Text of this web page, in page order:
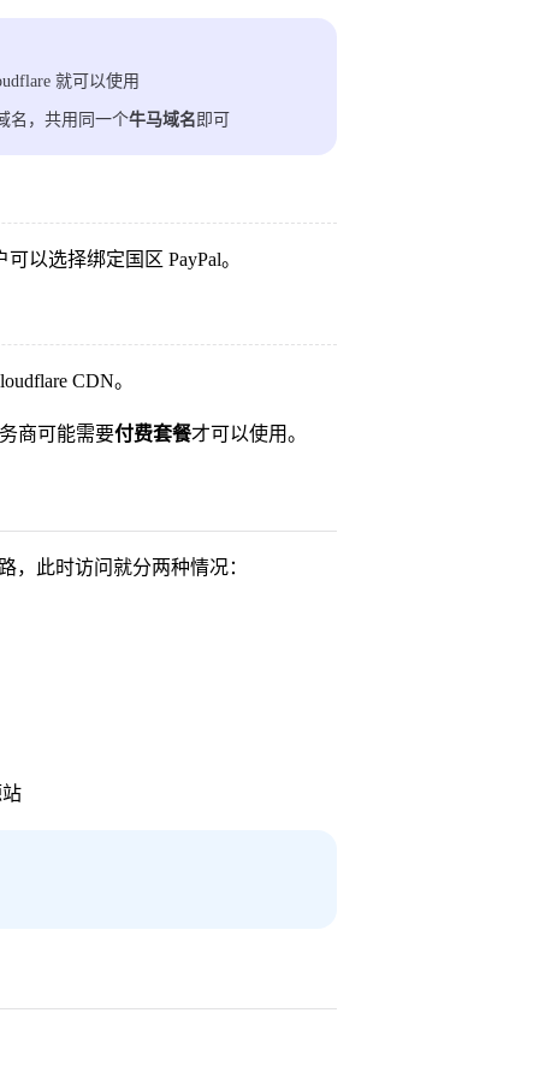
就可以使用
名，共用同一个牛马域名 即可
以选择绑定国区 PayPal。
CDN。
商可能需要付费套餐才可以使用。
，此时访问就分两种情况：